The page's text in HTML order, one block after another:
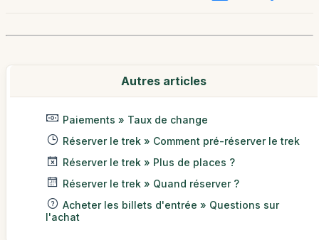
Autres articles
Paiements » Taux de change
Réserver le trek » Comment pré-réserver le trek
Réserver le trek » Plus de places ?
Réserver le trek » Quand réserver ?
Acheter les billets d'entrée » Questions sur
l'achat